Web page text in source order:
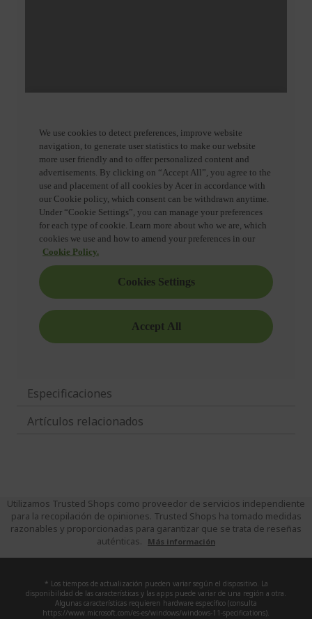
Especificaciones
Artículos relacionados
Utilizamos Trusted Shops como proveedor de servicios independiente
para la recopilación de opiniones. Trusted Shops ha tomado medidas
razonables y proporcionadas para garantizar que se trata de reseñas
auténticas.
Más información
* Los tiempos de actualización pueden variar según el dispositivo. La
disponibilidad de las características y las apps puede variar de una región a otra.
Algunas características requieren hardware específico (consulta
https://www.microsoft.com/es-es/windows/windows-11-specifications).